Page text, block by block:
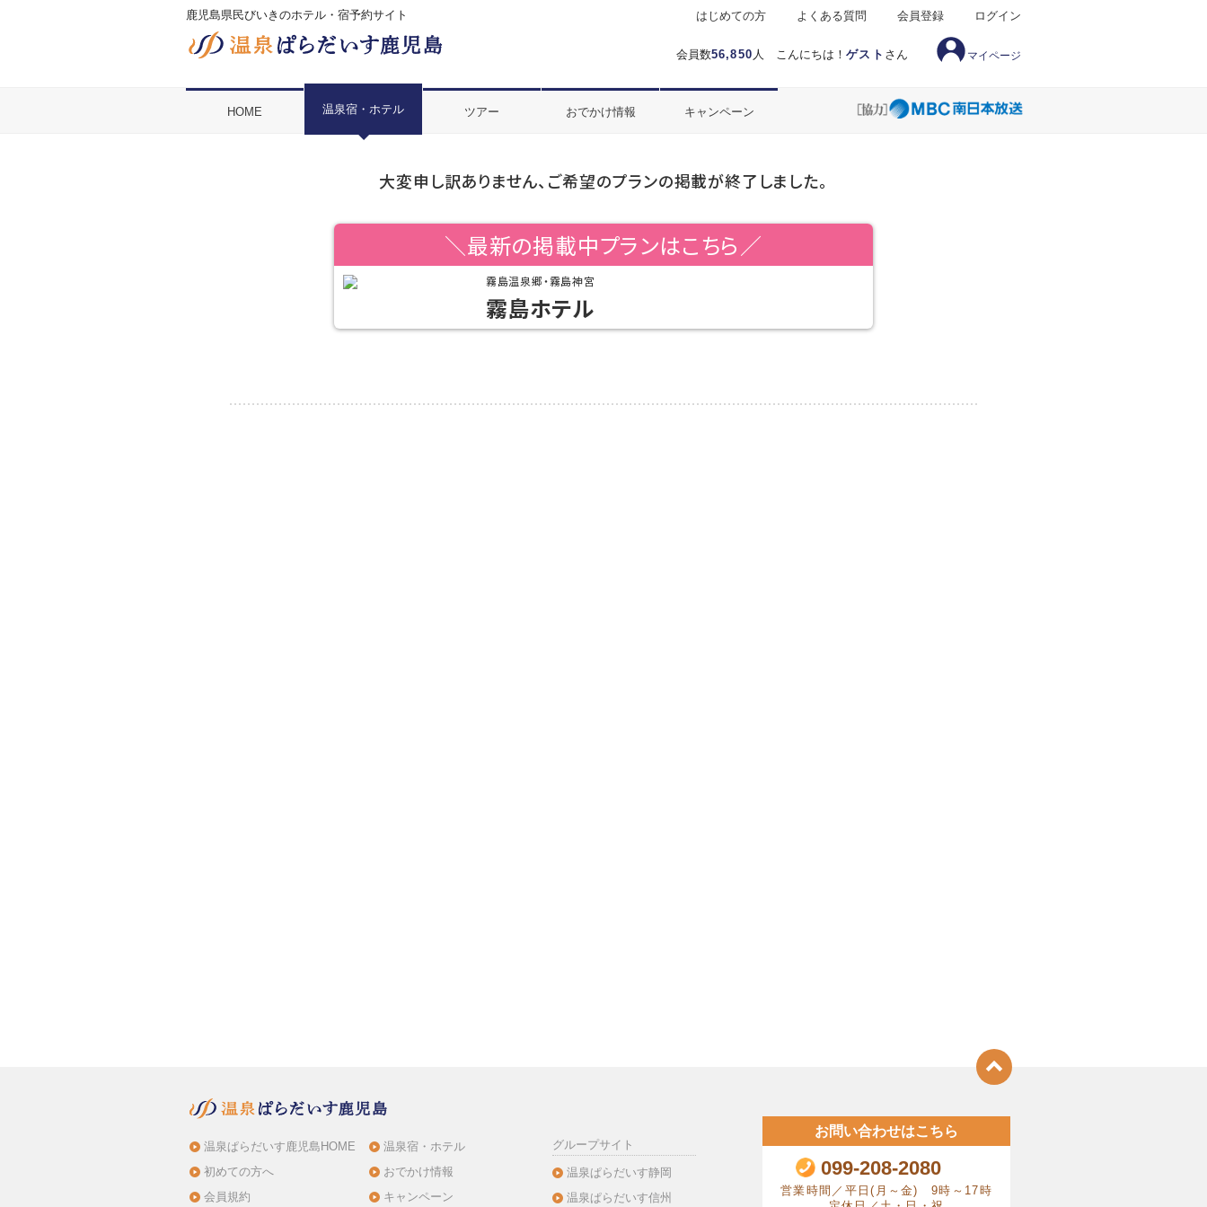
鹿児島県民びいきのホテル・宿予約サイト
会員数56,850 人 こんにちは！ゲスト さん マイページ
はじめての方 よくある質問 会員登録 ログイン
HOME 温泉宿・ホテル ツアー おでかけ情報 キャンペーン
大変申し訳ありません、ご希望のプランの掲載が終了しました。
＼最新の掲載中プランはこちら／
霧島温泉郷・霧島神宮
霧島ホテル
温泉ぱらだいす鹿児島HOME
初めての方へ
会員規約
温泉宿・ホテル
おでかけ情報
キャンペーン
グループサイト
温泉ぱらだいす静岡
温泉ぱらだいす信州
お問い合わせはこちら
099-208-2080
営業時間／平日(月～金) 9時～17時